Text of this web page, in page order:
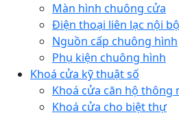
Màn hình chuông cửa
Điện thoại liên lạc nội bộ
Nguồn cấp chuông hình
Phụ kiện chuông hình
Khoá cửa kỹ thuật số
Khoá cửa căn hộ thông
Khoá cửa cho biệt thự